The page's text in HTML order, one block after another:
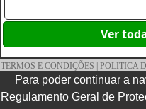
Ver
TERMOS E CONDIÇÕES POLITICA
RECLAMAÇÕES ELETRONICO |
Para poder continuar a
Regulamento Geral de